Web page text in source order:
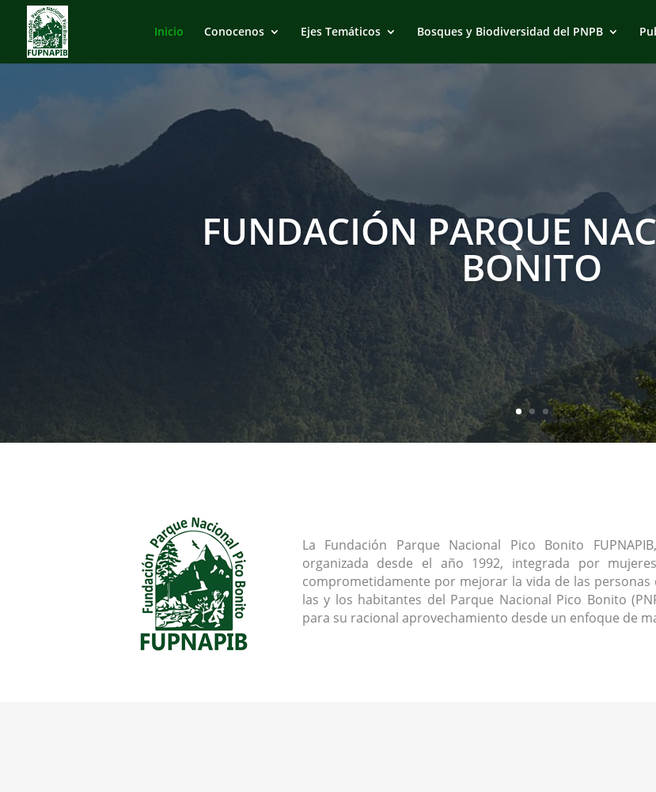
Inicio Conocenos Ejes Temáticos Bosques y Biodiversidad del PNPB
FUNDACIÓN PARQUE
BONITO
La Fundación Parque Nacional Pico Bonito
organizada desde el año 1992, integrada por
comprometidamente por mejorar la vida de las
las y los habitantes del Parque Nacional Pico Bonito
para su racional aprovechamiento desde un enfoque de